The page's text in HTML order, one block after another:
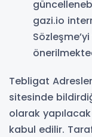
gazi.io
Tebligat
sitesinde
olarak
kabul edilir.